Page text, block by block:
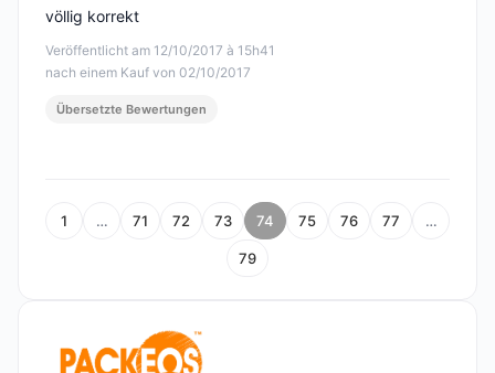
Veröffentlicht am 12/10/2017 à 15h41
nach einem Kauf von 02/10/2017
völlig korrekt
Übersetzte Bewertungen
1 … 71 72 73 74 75 76 77 …
79